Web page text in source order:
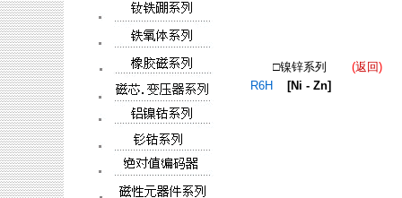
□镍锌系列 (返回)
R6H
[Ni - Zn]